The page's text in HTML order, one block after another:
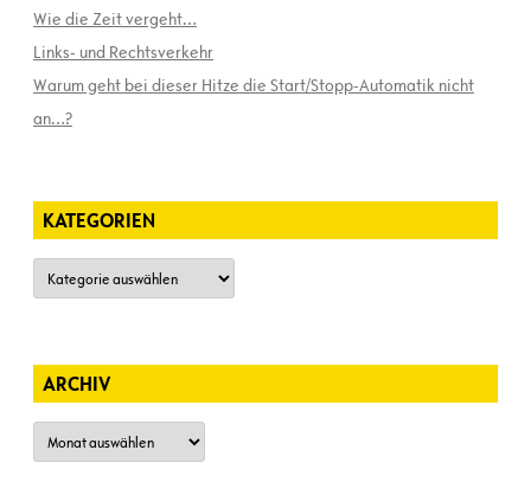
Wie die Zeit vergeht…
Links- und Rechtsverkehr
Warum geht bei dieser Hitze die Start/Stopp-Automatik nicht
an…?
KATEGORIEN
Kategorien
ARCHIV
Archiv